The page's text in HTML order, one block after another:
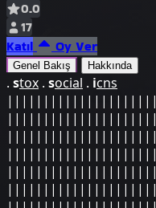
0.0
17
Katıl
Oy Ver
Genel Bakış Hakkında
. stox . social . icns